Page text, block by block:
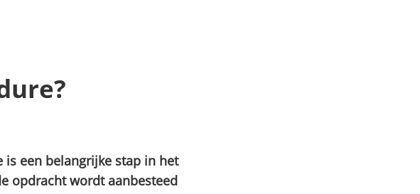
is een belangrijke stap in het
opdracht wordt aanbesteed